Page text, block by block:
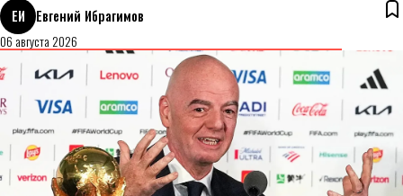
ЕИ
Евгений Ибрагимов
06 августа 2026